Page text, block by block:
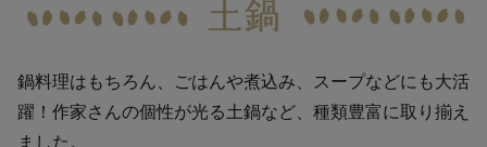
鍋料理はもちろん、ごはんや煮込み、スープなどにも大活
躍！作家さんの個性が光る土鍋など、種類豊富に取り揃え
ました。